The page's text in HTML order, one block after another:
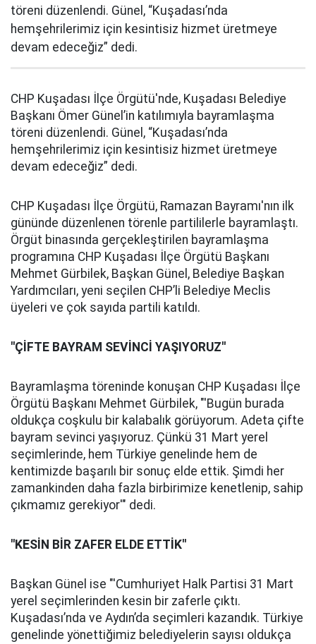
töreni düzenlendi. Günel, “Kuşadası’nda
hemşehrilerimiz için kesintisiz hizmet üretmeye
devam edeceğiz” dedi.
CHP Kuşadası İlçe Örgütü'nde, Kuşadası Belediye
Başkanı Ömer Günel’in katılımıyla bayramlaşma
töreni düzenlendi. Günel, “Kuşadası’nda
hemşehrilerimiz için kesintisiz hizmet üretmeye
devam edeceğiz” dedi.
CHP Kuşadası İlçe Örgütü, Ramazan Bayramı'nın ilk
gününde düzenlenen törenle partililerle bayramlaştı.
Örgüt binasında gerçekleştirilen bayramlaşma
programına CHP Kuşadası İlçe Örgütü Başkanı
Mehmet Gürbilek, Başkan Günel, Belediye Başkan
Yardımcıları, yeni seçilen CHP’li Belediye Meclis
üyeleri ve çok sayıda partili katıldı.
''ÇİFTE BAYRAM SEVİNCİ YAŞIYORUZ''
Bayramlaşma töreninde konuşan CHP Kuşadası İlçe
Örgütü Başkanı Mehmet Gürbilek, "'Bugün burada
oldukça coşkulu bir kalabalık görüyorum. Adeta çifte
bayram sevinci yaşıyoruz. Çünkü 31 Mart yerel
seçimlerinde, hem Türkiye genelinde hem de
kentimizde başarılı bir sonuç elde ettik. Şimdi her
zamankinden daha fazla birbirimize kenetlenip, sahip
çıkmamız gerekiyor'" dedi.
''KESİN BİR ZAFER ELDE ETTİK''
Başkan Günel ise "'Cumhuriyet Halk Partisi 31 Mart
yerel seçimlerinden kesin bir zaferle çıktı.
Kuşadası’nda ve Aydın’da seçimleri kazandık. Türkiye
genelinde yönettiğimiz belediyelerin sayısı oldukça